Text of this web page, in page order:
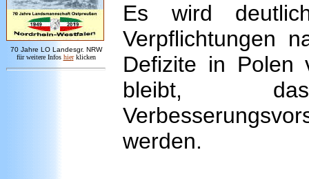
70 Jahre LO Landesgr. NRW
für weitere Infos hier klicken
Es wird
Verpflichtungen
Defizite in Polen
bleibt,
werden.